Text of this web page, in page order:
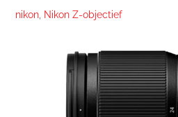
nikon Nikon Z-objectief